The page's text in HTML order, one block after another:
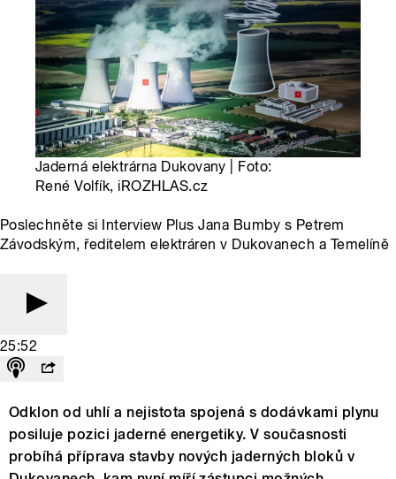
Jaderná elektrárna Dukovany | Foto:
René Volfík, iROZHLAS.cz
Poslechněte si Interview Plus Jana Bumby s Petrem
Závodským, ředitelem elektráren v Dukovanech a Temelíně
25:52
Odklon od uhlí a nejistota spojená s dodávkami plynu
posiluje pozici jaderné energetiky. V současnosti
probíhá příprava stavby nových jaderných bloků v